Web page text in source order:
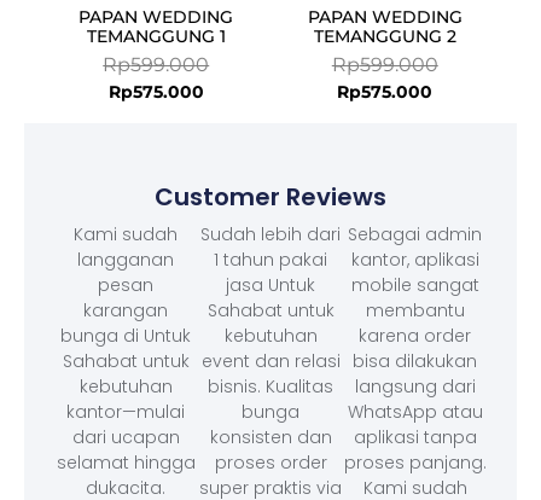
PAPAN WEDDING
TEMANGGUNG 1
Rp599.000
Rp575.000
PAPAN WEDDING
TEMANGGUNG 2
Rp599.000
Rp575.000
Customer Reviews
Kami sudah
langganan
pesan
karangan
bunga di Untuk
Sahabat untuk
kebutuhan
kantor—mulai
dari ucapan
selamat hingga
dukacita.
Sudah lebih dari
1 tahun pakai
jasa Untuk
Sahabat untuk
kebutuhan
event dan relasi
bisnis. Kualitas
bunga
konsisten dan
proses order
super praktis via
Sebagai admin
kantor, aplikasi
mobile sangat
membantu
karena order
bisa dilakukan
langsung dari
WhatsApp atau
aplikasi tanpa
proses panjang.
Kami sudah